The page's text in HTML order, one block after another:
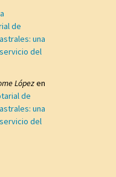
de
una
del
Lópezen
de
una
del